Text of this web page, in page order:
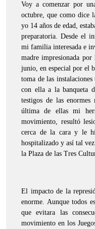
Voy a comenzar por
octubre, que como dice
yo 14 años de edad,
preparatoria. Desde el
mi familia interesada e
madre impresionada por
junio, en especial por el
toma de las
con ella a la banqueta
testigos de las enormes
última de ellas mi
movimiento, resultó
cerca de la cara y le
hospitalizado y así tal
la Plaza de las Tres
El impacto de la
enorme. Aunque todos
que evitara las
movimiento en los